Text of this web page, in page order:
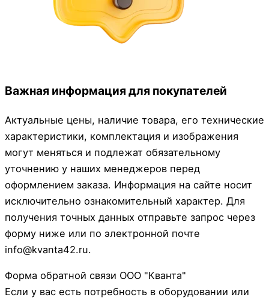
Важная информация для покупателей
Актуальные цены, наличие товара, его технические
характеристики, комплектация и изображения
могут меняться и подлежат обязательному
уточнению у наших менеджеров перед
оформлением заказа. Информация на сайте носит
исключительно ознакомительный характер. Для
получения точных данных отправьте запрос через
форму ниже или по электронной почте
info@kvanta42.ru.
Форма обратной связи ООО "Кванта"
Если у вас есть потребность в оборудовании или